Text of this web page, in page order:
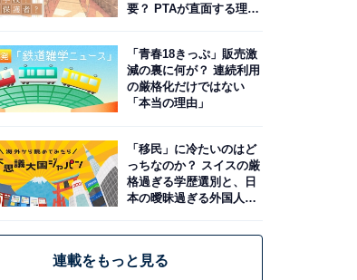
要？ PTAが直面する理想
「青春18きっぷ」販売激
減の裏に何が？ 連続利用
の厳格化だけではない
「本当の理由」
「移民」に冷たいのはど
っちなのか？ スイスの厳
格過ぎる学歴選別と、日
本の曖昧過ぎる外国人政
連載をもっと見る